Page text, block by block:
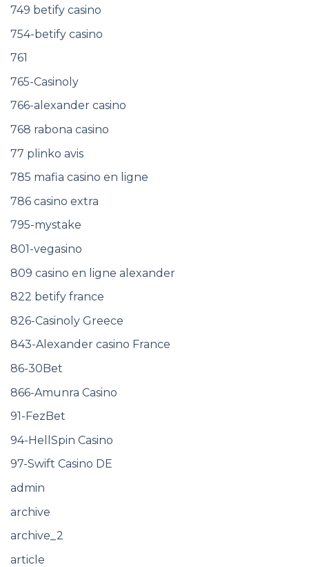
749 betify casino
754-betify casino
761
765-Casinoly
766-alexander casino
768 rabona casino
77 plinko avis
785 mafia casino en ligne
786 casino extra
795-mystake
801-vegasino
809 casino en ligne alexander
822 betify france
826-Casinoly Greece
843-Alexander casino France
86-30Bet
866-Amunra Casino
91-FezBet
94-HellSpin Casino
97-Swift Casino DE
admin
archive
archive_2
article